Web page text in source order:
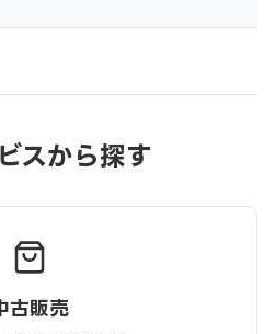
スから探す
古販売